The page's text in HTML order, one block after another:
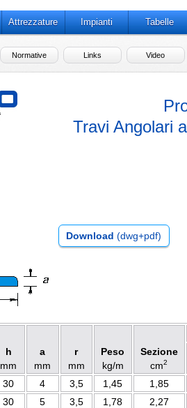
Attrezzature Impianti Tabelle
Normative Links Video
Travi Angolari
Download (dwg+pdf)
h
mm
a
mm
r
mm
Peso
kg/m
Sezione
cm2
30 4 3,5 1,45
1,85
30 5 3,5 1,78
2,27